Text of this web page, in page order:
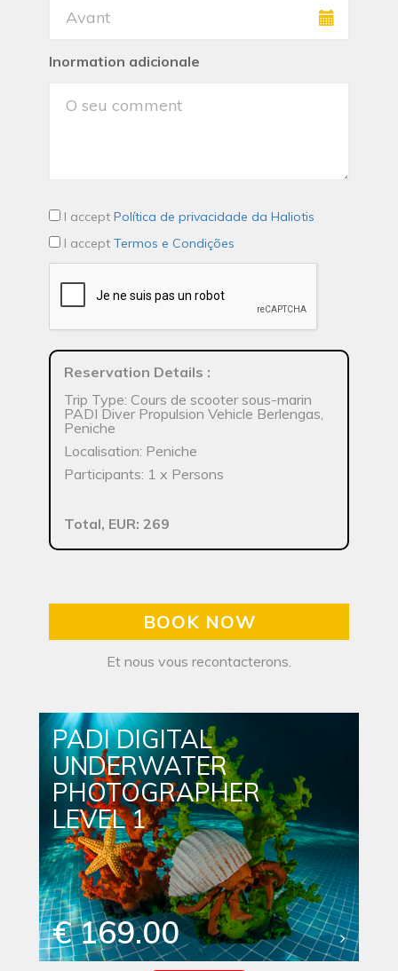
Inormation adicionale
I accept Política de privacidade da Haliotis
I accept Termos e Condições
Reservation Details :
Trip Type: Cours de scooter sous-marin
PADI Diver Propulsion Vehicle Berlengas,
Peniche
Localisation: Peniche
Participants: 1 x Persons
Total, EUR: 269
BOOK NOW
Et nous vous recontacterons.
PADI DIGITAL
UNDERWATER
PHOTOGRAPHER
LEVEL 1
€ 169.00